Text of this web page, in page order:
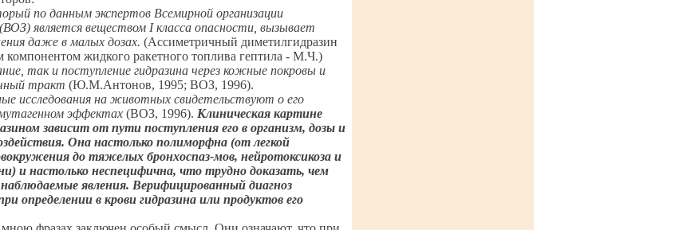
по данным экспертов Всемирной организации
(ВОЗ) является веществом I класса опасности, вызывает
даже в малых дозах. (Ассиметричный диметилгидразин
жидкого ракетного топлива гептила - М.Ч.)
так и поступление гидразина через кожные покровы и
тракт (Ю.М.Антонов, 1995; ВОЗ, 1996).
исследования на животных свидетельствуют о его
эффектах (ВОЗ, 1996). Клиническая картине
зависит от пути поступления его в организм, дозы и
Она настолько полиморфна (от легкой
до тяжелых бронхоспаз-мов, нейротоксикоза и
и настолько неспецифична, что трудно доказать, чем
явления. Верифицированный диагноз
определении в крови гидразина или продуктов его